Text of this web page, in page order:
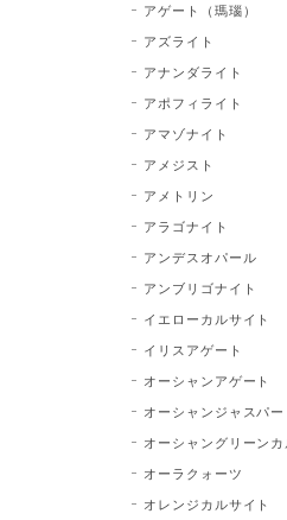
アゲート（瑪瑙）
アズライト
アナンダライト
アポフィライト
アマゾナイト
アメジスト
アメトリン
アラゴナイト
アンデスオパール
アンブリゴナイト
イエローカルサイト
イリスアゲート
オーシャンアゲート
オーシャンジャスパー
オーシャングリーンカ
オーラクォーツ
オレンジカルサイト